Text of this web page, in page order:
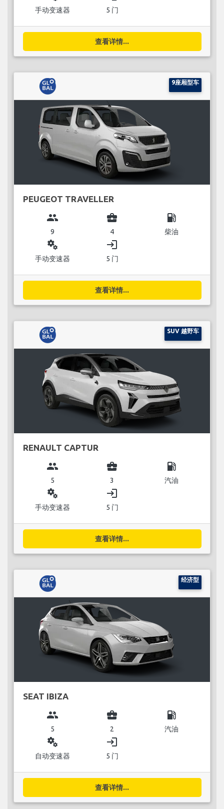
手动变速器 5 门
查看详情...
9座厢型车
PEUGEOT TRAVELLER
group
9
business_center
4
local_gas_station
柴油
miscellaneous_services
手动变速器
login
5 门
查看详情...
SUV 越野车
RENAULT CAPTUR
group
5
business_center
3
local_gas_station
汽油
miscellaneous_services
手动变速器
login
5 门
查看详情...
经济型
SEAT IBIZA
group
5
business_center
2
local_gas_station
汽油
miscellaneous_services
自动变速器
login
5 门
查看详情...